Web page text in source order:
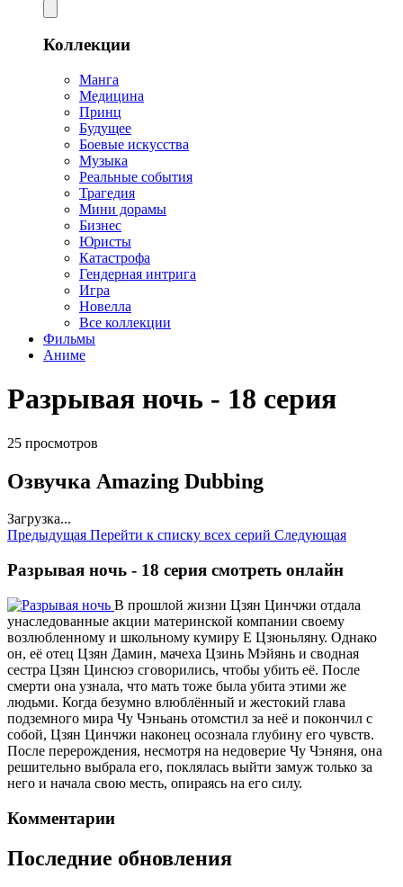
Коллекции
Манга
Медицина
Принц
Будущее
Боевые искусства
Музыка
Реальные события
Трагедия
Мини дорамы
Бизнес
Юристы
Катастрофа
Гендерная интрига
Игра
Новелла
Все коллекции
Фильмы
Аниме
Разрывая ночь - 18 серия
25 просмотров
Озвучка Amazing Dubbing
Загрузка...
Предыдущая Перейти к списку всех серий Следующая
Разрывая ночь - 18 серия смотреть онлайн
В прошлой жизни Цзян Цинчжи отдала
унаследованные акции материнской компании своему
возлюбленному и школьному кумиру Е Цзюньляну. Однако
он, её отец Цзян Дамин, мачеха Цзинь Мэйянь и сводная
сестра Цзян Цинсюэ сговорились, чтобы убить её. После
смерти она узнала, что мать тоже была убита этими же
людьми. Когда безумно влюблённый и жестокий глава
подземного мира Чу Чэньань отомстил за неё и покончил с
собой, Цзян Цинчжи наконец осознала глубину его чувств.
После перерождения, несмотря на недоверие Чу Чэняня, она
решительно выбрала его, поклялась выйти замуж только за
него и начала свою месть, опираясь на его силу.
Комментарии
Последние обновления